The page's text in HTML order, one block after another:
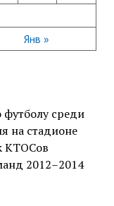
Янв »
среди
на стадионе
КТОСов
2012–2014